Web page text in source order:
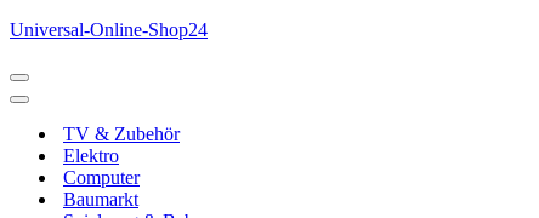
Universal-Online-Shop24
Navigationsmenü
Navigationsmenü
TV & Zubehör
Elektro
Computer
Baumarkt